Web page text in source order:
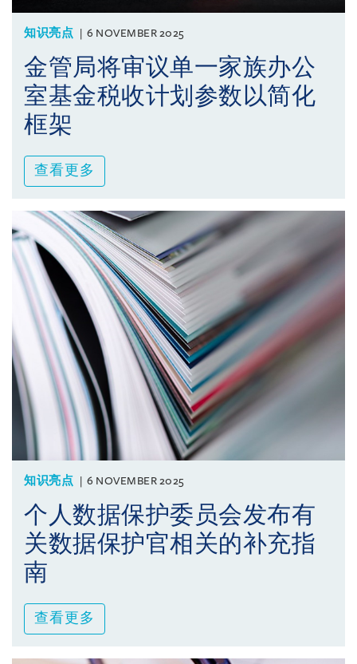
知识亮点 6 NOVEMBER 2025
金管局将审议单一家族办公
室基金税收计划参数以简化
框架
查看更多
知识亮点 6 NOVEMBER 2025
个人数据保护委员会发布有
关数据保护官相关的补充指
南
查看更多